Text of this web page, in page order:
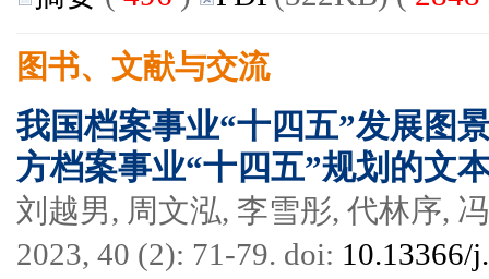
图书、文献与交流
我国档案事业“十四五”发展
方档案事业“十四五”规划的文
刘越男, 周文泓, 李雪彤, 代林序,
2023, 40 (2): 71-79. doi: 10.13366/